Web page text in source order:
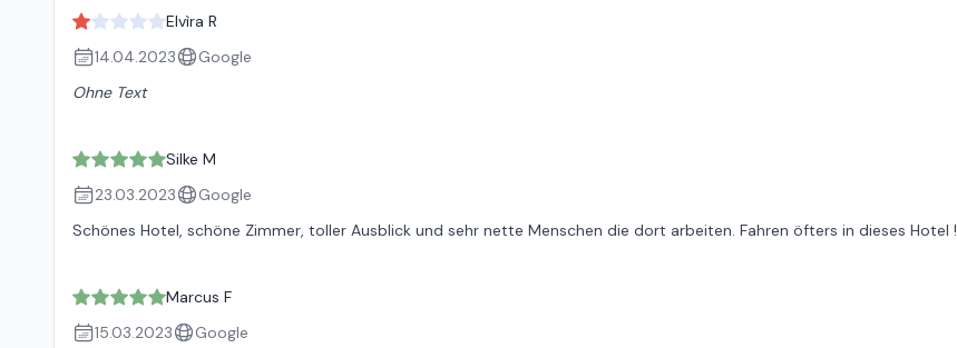
Elvìra R
14.04.2023
Google
Ohne Text
Silke M
23.03.2023
Google
Schönes Hotel, schöne Zimmer, toller Ausblick und sehr nette Menschen die dort arbeiten. Fahren öfters in dieses Hotel !
Marcus F
15.03.2023
Google